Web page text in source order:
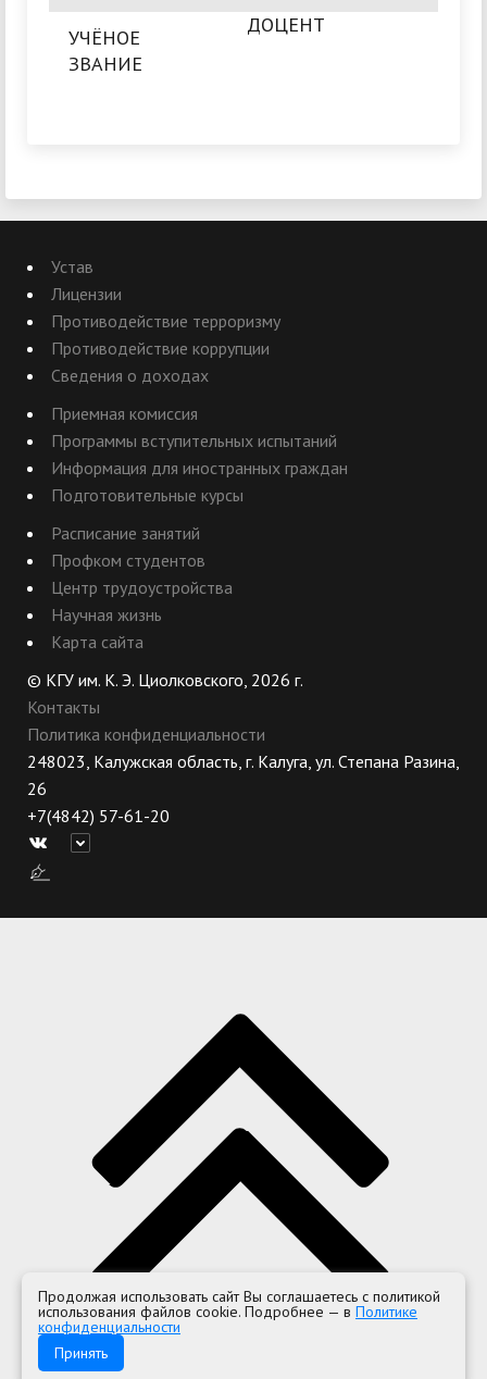
УЧЁНОЕ
ЗВАНИЕ
ДОЦЕНТ
Устав
Лицензии
Противодействие терроризму
Противодействие коррупции
Сведения о доходах
Приемная комиссия
Программы вступительных испытаний
Информация для иностранных граждан
Подготовительные курсы
Расписание занятий
Профком студентов
Центр трудоустройства
Научная жизнь
Карта сайта
© КГУ им. К. Э. Циолковского, 2026 г.
Контакты
Политика конфиденциальности
248023, Калужская область, г. Калуга, ул. Степана Разина,
26
+7(4842) 57-61-20
Продолжая использовать сайт Вы соглашаетесь с политикой
использования файлов cookie. Подробнее — в Политике
конфиденциальности
Принять